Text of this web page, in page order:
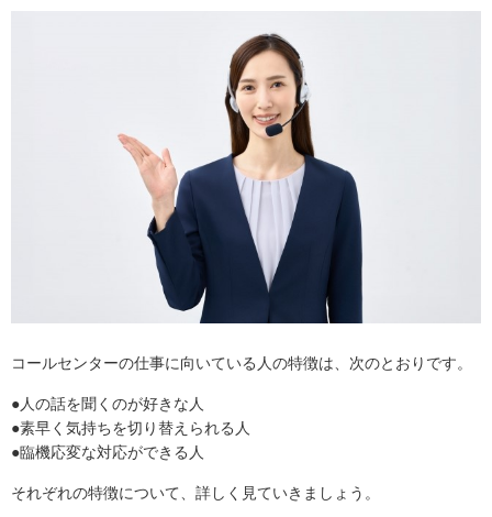
コールセンターの仕事に向いている人の特徴は、次のとおりです。
●人の話を聞くのが好きな人
●素早く気持ちを切り替えられる人
●臨機応変な対応ができる人
それぞれの特徴について、詳しく見ていきましょう。